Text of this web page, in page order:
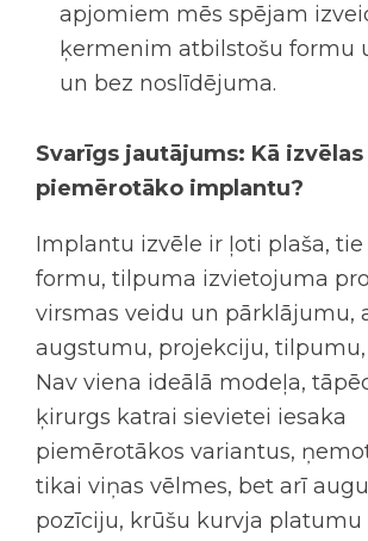
apjomiem mēs spējam
ķermenim atbilstošu formu
un bez noslīdējuma.
Svarīgs jautājums: Kā izvēlas
piemērotāko implantu?
Implantu izvēle ir ļoti plaša, tie
formu, tilpuma izvietojuma
virsmas veidu un pārklājumu,
augstumu, projekciju, tilpumu,
Nav viena ideālā modeļa,
ķirurgs katrai sievietei iesaka
piemērotākos variantus,
tikai viņas vēlmes, bet arī
pozīciju, krūšu kurvja platumu